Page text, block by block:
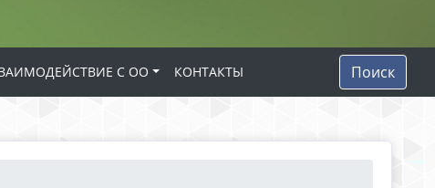
С ОО КОНТАКТЫ Поиск